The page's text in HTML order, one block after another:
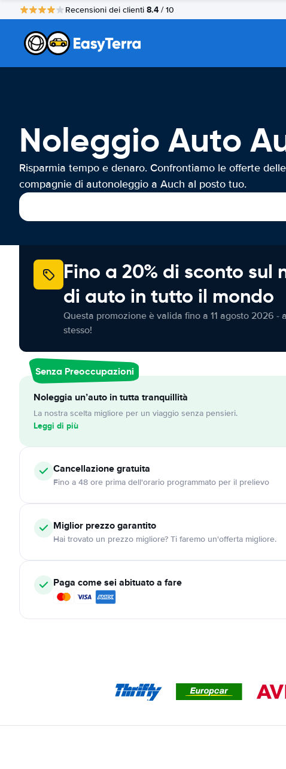
Recensioni dei clienti 8.4 / 10
Noleggio Auto
Risparmia tempo e denaro. Confrontiamo le offerte delle
compagnie di autonoleggio a Auch al posto tuo.
Fino a 20% di sconto sul
di auto in tutto il mondo
Questa promozione è valida fino a 11 agosto 2026 -
stesso!
Senza Preoccupazioni
Noleggia un’auto in tutta tranquillità
La nostra scelta migliore per un viaggio senza pensieri.
Leggi di più
Cancellazionegratuita
Fino a 48 ore prima dell'orario programmato per il prelievo
Miglior prezzo garantito
Hai trovato un prezzo migliore? Ti faremo un'offerta migliore.
Paga come sei abituato a fare